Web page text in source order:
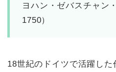
ヨハン・ゼバスチャン
1750）
18世紀のドイツで活躍した